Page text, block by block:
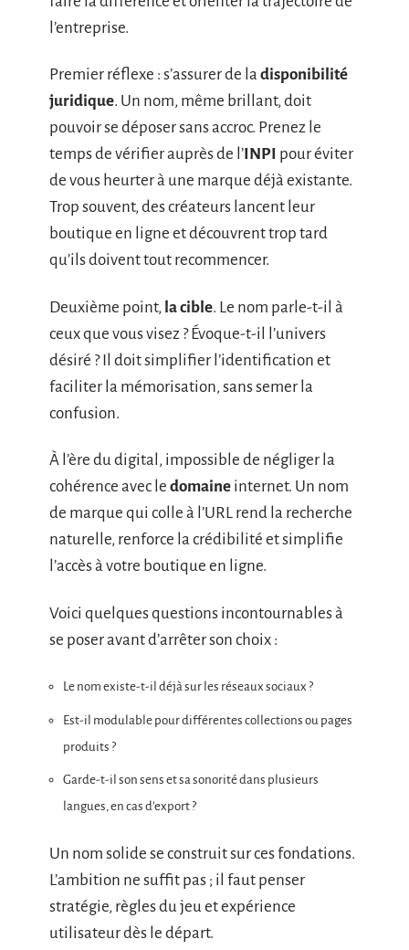
l’entreprise.
Premier réflexe : s’assurer de la disponibilité
juridique. Un nom, même brillant, doit
pouvoir se déposer sans accroc. Prenez le
temps de vérifier auprès de l’INPI pour éviter
de vous heurter à une marque déjà existante.
Trop souvent, des créateurs lancent leur
boutique en ligne et découvrent trop tard
qu’ils doivent tout recommencer.
Deuxième point, la cible. Le nom parle-t-il à
ceux que vous visez ? Évoque-t-il l’univers
désiré ? Il doit simplifier l’identification et
faciliter la mémorisation, sans semer la
confusion.
À l’ère du digital, impossible de négliger la
cohérence avec le domaine internet. Un nom
de marque qui colle à l’URL rend la recherche
naturelle, renforce la crédibilité et simplifie
l’accès à votre boutique en ligne.
Voici quelques questions incontournables à
se poser avant d’arrêter son choix :
Le nom existe-t-il déjà sur les réseaux sociaux ?
Est-il modulable pour différentes collections ou pages
produits ?
Garde-t-il son sens et sa sonorité dans plusieurs
langues, en cas d’export ?
Un nom solide se construit sur ces fondations.
L’ambition ne suffit pas ; il faut penser
stratégie, règles du jeu et expérience
utilisateur dès le départ.